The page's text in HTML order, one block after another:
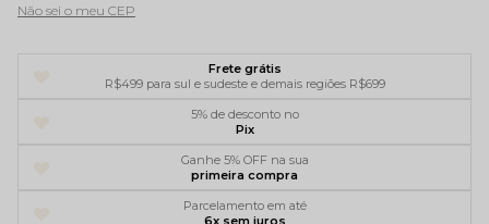
Não sei o meu CEP
Frete grátis
R$499 para sul e sudeste e demais regiões R$699
5% de desconto no
Pix
Ganhe 5% OFF na sua
primeira compra
Parcelamento em até
6x sem juros